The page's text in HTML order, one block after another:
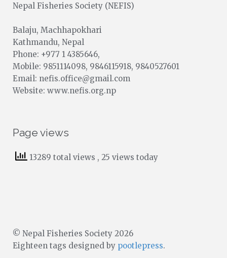
Nepal Fisheries Society (NEFIS)
Balaju, Machhapokhari
Kathmandu, Nepal
Phone: +977 1 4385646,
Mobile: 9851114098, 9846115918, 9840527601
Email: nefis.office@gmail.com
Website: www.nefis.org.np
Page views
13289 total views , 25 views today
© Nepal Fisheries Society 2026
Eighteen tags designed by pootlepress.